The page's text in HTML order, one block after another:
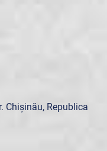
Chișinău, Republica